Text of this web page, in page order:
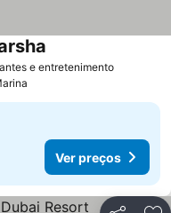
e entretenimento
Ver preços